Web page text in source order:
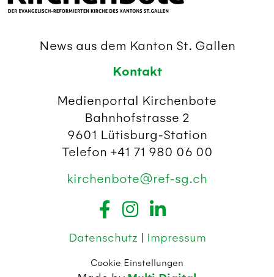
News aus dem Kanton St. Gallen
Kontakt
Medienportal Kirchenbote
Bahnhofstrasse 2
9601 Lütisburg-Station
Telefon +41 71 980 06 00
kirchenbote@ref-sg.ch
Datenschutz | Impressum
Cookie Einstellungen